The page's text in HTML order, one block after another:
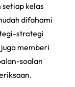
kelas
difahami
strategi
memberi
soalan